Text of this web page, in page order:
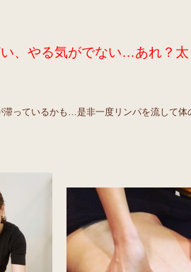
、やる気がでない…あれ？
滞っているかも…是非一度リンパを流して